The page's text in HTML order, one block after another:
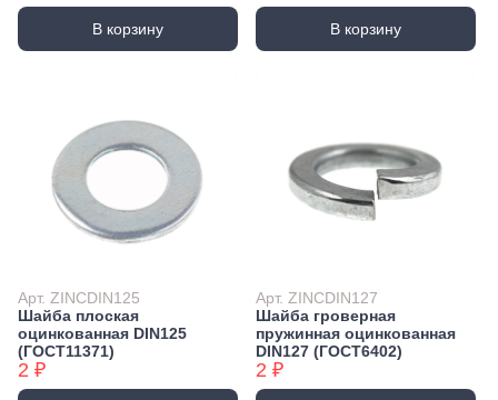
В корзину В корзину
Арт. ZINCDIN125
Шайба плоская
оцинкованная DIN125
(ГОСТ11371)
2 ₽
Арт. ZINCDIN127
Шайба гроверная
пружинная оцинкованная
DIN127 (ГОСТ6402)
2 ₽